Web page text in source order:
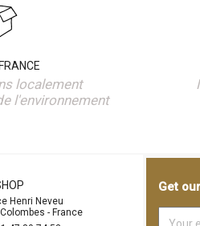
localement
l'environnement
Henri Neveu
- France
Get